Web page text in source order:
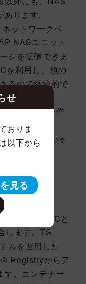
ります。
ットワークベ
NASユニット
ジを拡張できま
を利用し、他の
るので経済的で
ボリュームを作
す。
ルに対応している必要
必要があります。
アプリ
の方法でLXCと
します。TS-
ムを運用した
Registryからア
す。コンテナー
せ
おりま
以下から
見る